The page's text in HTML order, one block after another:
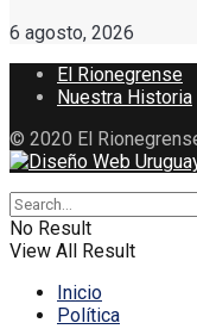
6 agosto, 2026
El Rionegrense
Nuestra Historia
© 2020 El
No Result
View All Result
Inicio
Política